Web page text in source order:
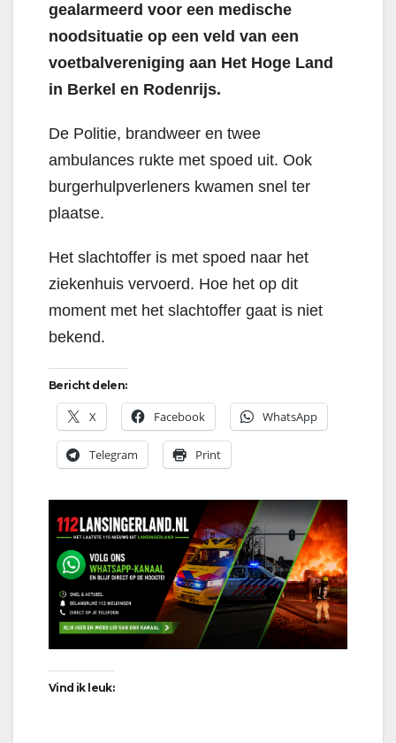
gealarmeerd voor een medische
noodsituatie op een veld van een
voetbalvereniging aan Het Hoge Land
in Berkel en Rodenrijs.
De Politie, brandweer en twee
ambulances rukte met spoed uit. Ook
burgerhulpverleners kwamen snel ter
plaatse.
Het slachtoffer is met spoed naar het
ziekenhuis vervoerd. Hoe het op dit
moment met het slachtoffer gaat is niet
bekend.
Bericht delen:
X Facebook WhatsApp
Telegram Print
Vind ik leuk: